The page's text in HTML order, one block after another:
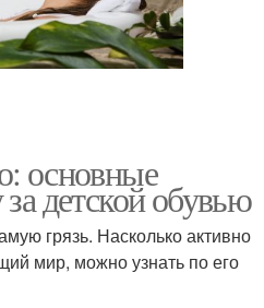
основные
детской обувью
грязь. Насколько активно
мир, можно узнать по его